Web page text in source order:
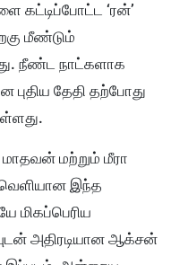
கட்டிப்போட்ட ‘ரன்’
மீண்டும்
நீண்ட நாட்களாக
புதிய தேதி தற்போது
மாதவன் மற்றும் மீரா
வெளியான இந்த
மிகப்பெரிய
அதிரடியான ஆக்சன்